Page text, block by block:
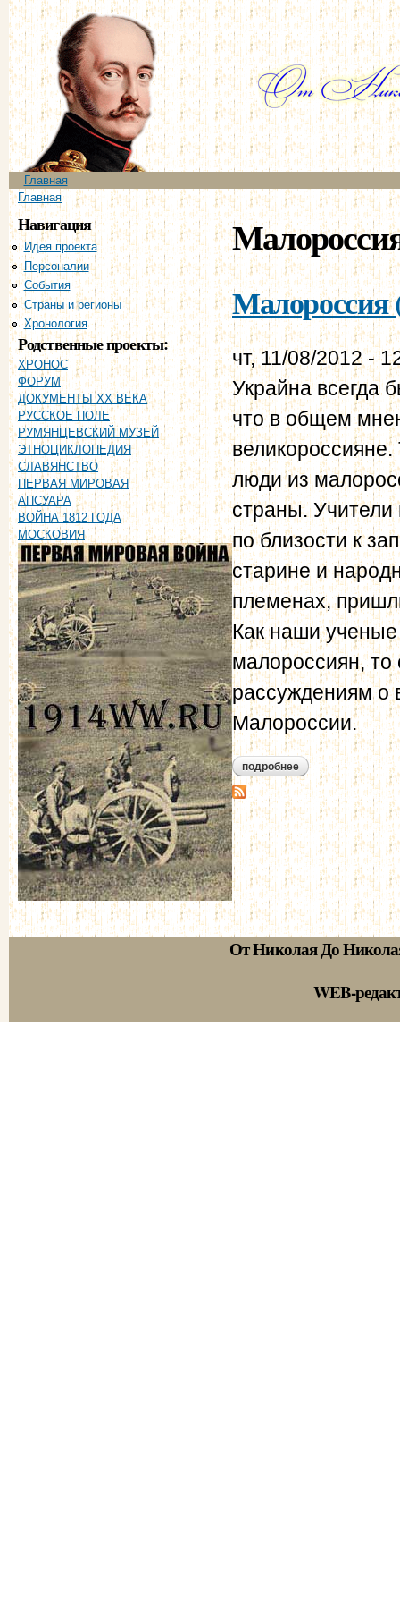
Главное меню
Главная
Вы здесь
Главная
Навигация
Идея проекта
Персоналии
События
Страны и регионы
Хронология
Родственные проекты:
ХРОНОС
ФОРУМ
ДОКУМЕНТЫ XX ВЕКА
РУССКОЕ ПОЛЕ
РУМЯНЦЕВСКИЙ МУЗЕЙ
ЭТНОЦИКЛОПЕДИЯ
СЛАВЯНСТВО
ПЕРВАЯ МИРОВАЯ
АПСУАРА
ВОЙНА 1812 ГОДА
МОСКОВИЯ
Малороссия
чт, 11/08/2012 -
Украйна всегда
что в общем
люди из
страны. Учители
по близости к
старине и
племенах,
Как наши
малороссиян,
рассуждениям о
Малороссии.
подробнее о малороссия
От Николая До
WEB-